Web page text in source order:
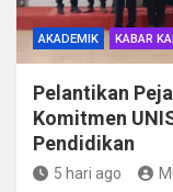
AKADEMIK KABAR
Pelantikan
Komitmen
Pendidikan
5 hari ago